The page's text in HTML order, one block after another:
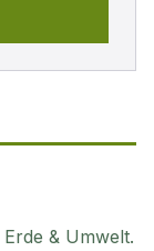
Erde & Umwelt.